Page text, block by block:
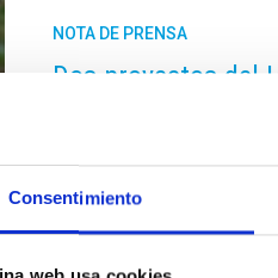
Consentimiento
NOTA DE PRENSA
Dos proyectos del
El Instituto de Astrofísica
ámbito de la investigación